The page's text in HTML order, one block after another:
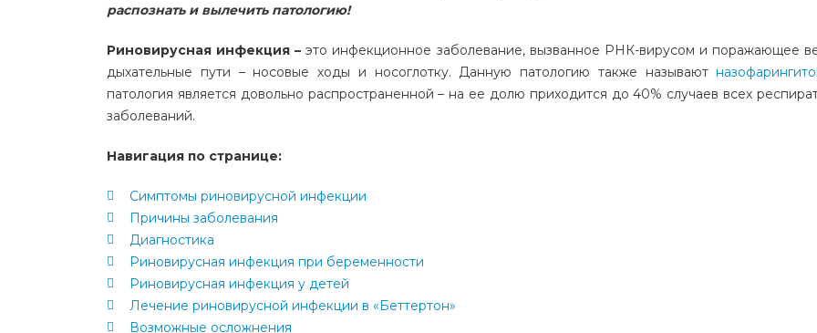
распознать и вылечить патологию!
Риновирусная инфекция –это инфекционное заболевание, вызванное РНК-вирусом и поражающее
дыхательные пути – носовые ходы и носоглотку. Данную патологию также называют
патология является довольно распространенной – на ее долю приходится до 40% случаев всех
заболеваний.
Навигация по странице:
Симптомы риновирусной инфекции
Причины заболевания
Диагностика
Риновирусная инфекция при беременности
Риновирусная инфекция у детей
Лечение риновирусной инфекции в «Беттертон»
Возможные осложнения